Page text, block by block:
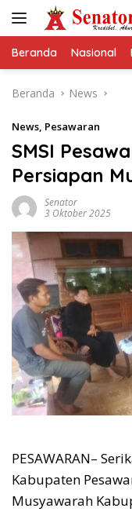
Beranda Nasional
Beranda News
News, Pesawaran
SMSI
Persiapan
Senator
3 Oktober 2025
PESAWARAN–
Kabupaten
Musyawarah